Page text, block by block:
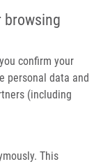
browsing
confirm your
personal data and
(including
This